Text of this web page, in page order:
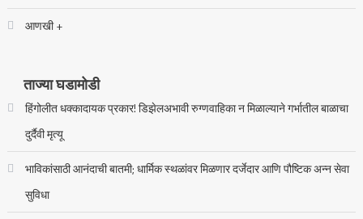
आणखी +
ताज्या घडामोडी
हिंगोलीत धक्कादायक प्रकार! डिझेलअभावी रुग्णवाहिका न मिळाल्याने गर्भातील बाळाचा
दुर्दैवी मृत्यू
भाविकांसाठी आनंदाची बातमी; धार्मिक स्थळांवर मिळणार दर्जेदार आणि पौष्टिक अन्न सेवा
सुविधा